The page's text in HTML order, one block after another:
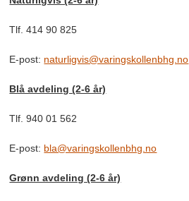
Tlf. 414 90 825
E-post: naturligvis@varingskollenbhg.no
Blå avdeling (2-6 år)
Tlf. 940 01 562
E-post: bla@varingskollenbhg.no
Grønn avdeling (2-6 år)